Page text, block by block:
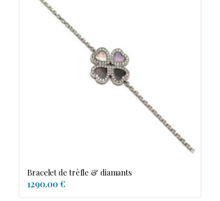
Bracelet de trèfle & diamants
1290.00 €